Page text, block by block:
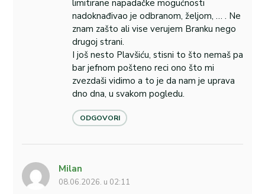
limitirane napadačke mogućnosti
nadoknađivao je odbranom, željom, … . Ne
znam zašto ali vise verujem Branku nego
drugoj strani.
I još nesto Plavšiću, stisni to što nemaš pa
bar jefnom pošteno reci ono što mi
zvezdaši vidimo a to je da nam je uprava
dno dna, u svakom pogledu.
ODGOVORI
Milan
08.06.2026. u 02:11